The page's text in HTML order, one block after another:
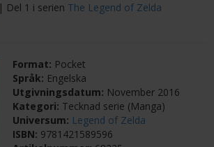
| Del 1 i serien The Legend of Zelda
Format: Pocket
Språk: Engelska
Utgivningsdatum: November 2016
Kategori: Tecknad serie (Manga)
Universum: Legend of Zelda
ISBN: 9781421589596